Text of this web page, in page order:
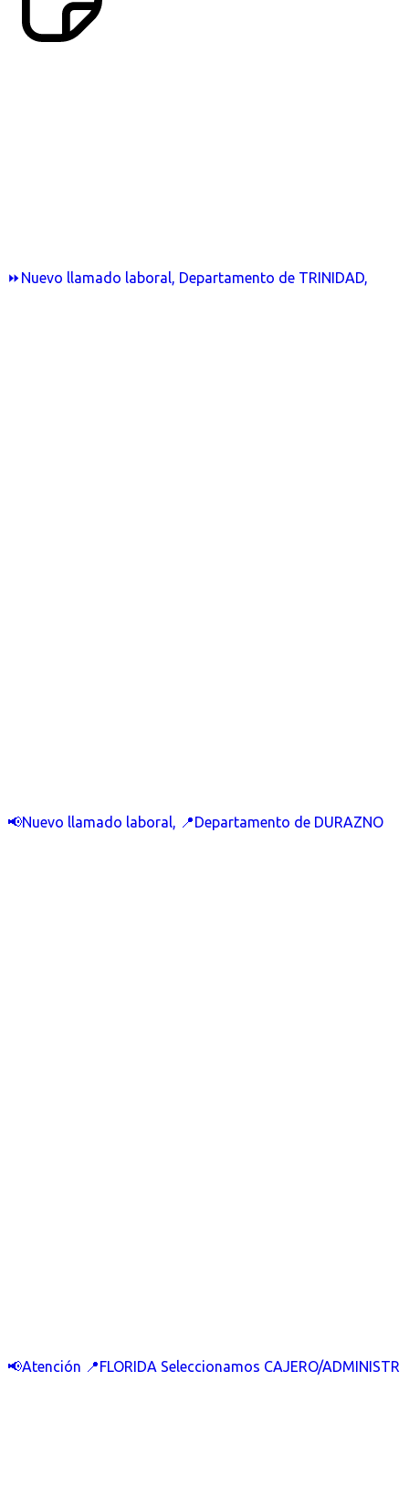
⏩Nuevo llamado laboral, Departamento de TRINIDAD,
📢Nuevo llamado laboral, 📍Departamento de DURAZNO
📢Atención 📍FLORIDA Seleccionamos CAJERO/ADMINISTR